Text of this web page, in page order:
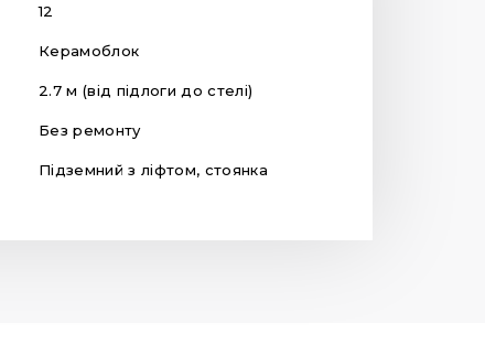
12
Керамоблок
2.7 м (від підлоги до стелі)
Без ремонту
Підземний з ліфтом, стоянка